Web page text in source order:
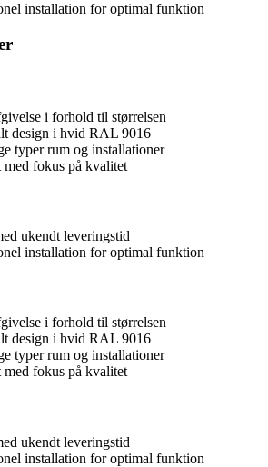
installation for optimal funktion
i forhold til størrelsen
design i hvid RAL 9016
typer rum og installationer
fokus på kvalitet
ukendt leveringstid
installation for optimal funktion
i forhold til størrelsen
design i hvid RAL 9016
typer rum og installationer
fokus på kvalitet
ukendt leveringstid
installation for optimal funktion